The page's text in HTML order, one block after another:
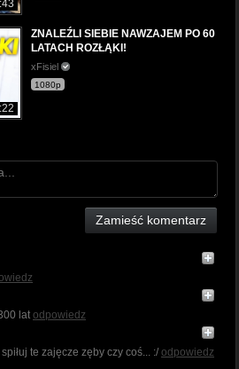
ZNALEŹLI SIEBIE NAWZAJEM PO 60
LATACH ROZŁĄKI!
xFisiel
1080p
Zamieść komentarz
lat odpowiedz
te zajęcze zęby czy coś... :/ odpowiedz